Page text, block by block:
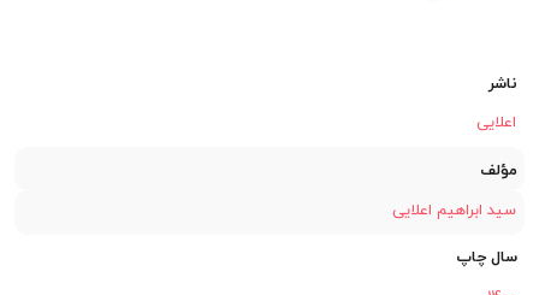
ناشر
اعلایی
مؤلف
سید ابراهیم اعلایی
سال چاپ